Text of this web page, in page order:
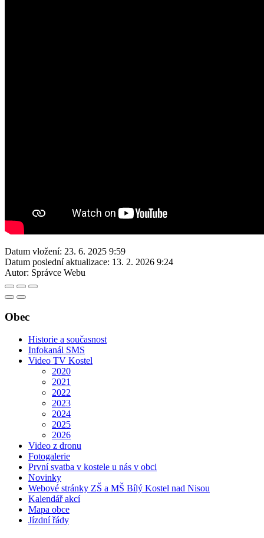
Datum vložení: 23. 6. 2025 9:59
Datum poslední aktualizace: 13. 2. 2026 9:24
Autor: Správce Webu
Obec
Historie a současnost
Infokanál SMS
Video TV Kostel
2020
2021
2022
2023
2024
2025
2026
Video z dronu
Fotogalerie
První svatba v kostele u nás v obci
Novinky
Webové stránky ZŠ a MŠ Bílý Kostel nad Nisou
Kalendář akcí
Mapa obce
Jízdní řády